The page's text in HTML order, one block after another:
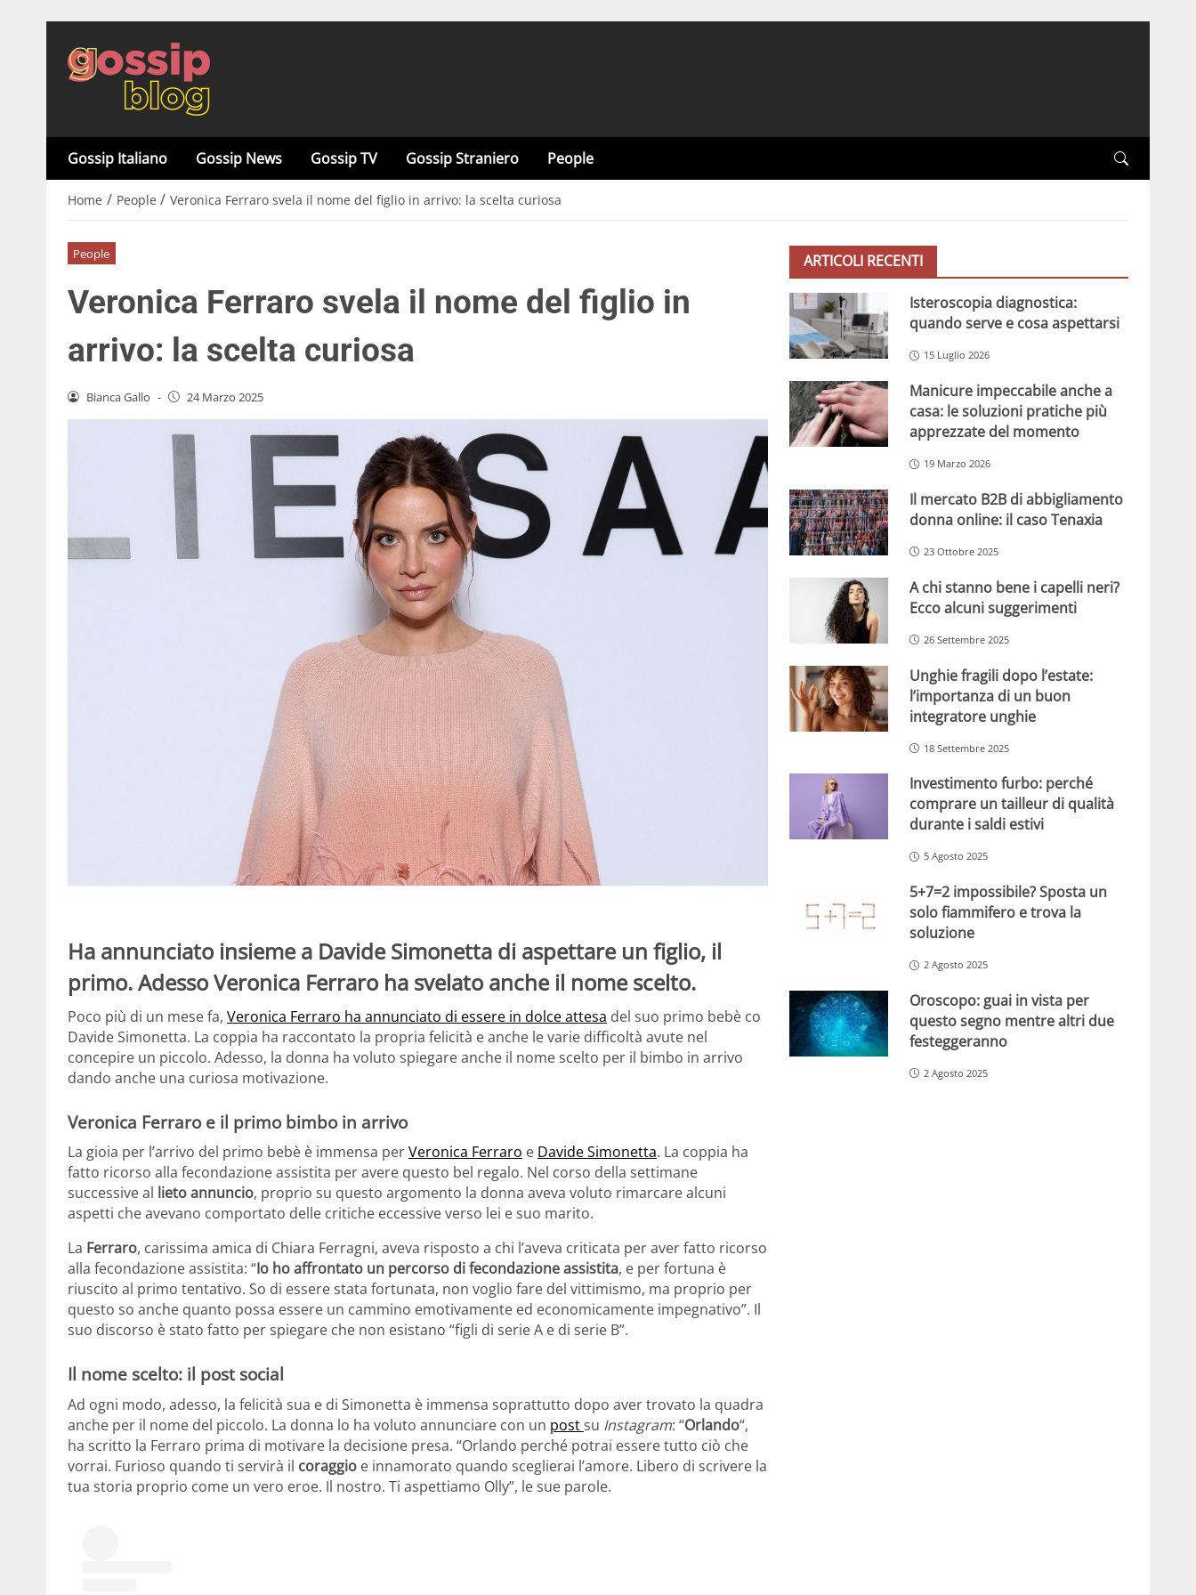
Gossip Italiano Gossip News Gossip TV Gossip Straniero People
Home / People / Veronica Ferraro svela il nome del figlio in arrivo: la scelta curiosa
People
Veronica Ferraro svela il nome del figlio in
arrivo: la scelta curiosa
Bianca Gallo - 24 Marzo 2025
Ha annunciato insieme a Davide Simonetta di aspettare un figlio, il
primo. Adesso Veronica Ferraro ha svelato anche il nome scelto.
Poco più di un mese fa, Veronica Ferraro ha annunciato di essere in dolce attesa del suo primo bebè co
Davide Simonetta. La coppia ha raccontato la propria felicità e anche le varie difficoltà avute nel
concepire un piccolo. Adesso, la donna ha voluto spiegare anche il nome scelto per il bimbo in arrivo
dando anche una curiosa motivazione.
Veronica Ferraro e il primo bimbo in arrivo
La gioia per l’arrivo del primo bebè è immensa perVeronica Ferraro e Davide Simonetta. La coppia ha
fatto ricorso alla fecondazione assistita per avere questo bel regalo. Nel corso della settimane
successive al lieto annuncio, proprio su questo argomento la donna aveva voluto rimarcare alcuni
aspetti che avevano comportato delle critiche eccessive verso lei e suo marito.
La Ferraro, carissima amica di Chiara Ferragni, aveva risposto a chi l’aveva criticata per aver fatto ricorso
alla fecondazione assistita: “Io ho affrontato un percorso di fecondazione assistita, e per fortuna è
riuscito al primo tentativo. So di essere stata fortunata, non voglio fare del vittimismo, ma proprio per
questo so anche quanto possa essere un cammino emotivamente ed economicamente impegnativo”. Il
suo discorso è stato fatto per spiegare che non esistano “figli di serie A e di serie B”.
Il nome scelto: il post social
Ad ogni modo, adesso, la felicità sua e di Simonetta è immensa soprattutto dopo aver trovato la quadra
anche per il nome del piccolo. La donna lo ha voluto annunciare con un postsu Instagram: “Orlando“,
ha scritto la Ferraro prima di motivare la decisione presa. “Orlando perché potrai essere tutto ciò che
vorrai. Furioso quando ti servirà il coraggio e innamorato quando sceglierai l’amore. Libero di scrivere la
tua storia proprio come un vero eroe. Il nostro. Ti aspettiamo Olly”, le sue parole.
ARTICOLI RECENTI
Isteroscopia diagnostica:
quando serve e cosa aspettarsi
15 Luglio 2026
Manicure impeccabile anche a
casa: le soluzioni pratiche più
apprezzate del momento
19 Marzo 2026
Il mercato B2B di abbigliamento
donna online: il caso Tenaxia
23 Ottobre 2025
A chi stanno bene i capelli neri?
Ecco alcuni suggerimenti
26 Settembre 2025
Unghie fragili dopo l’estate:
l’importanza di un buon
integratore unghie
18 Settembre 2025
Investimento furbo: perché
comprare un tailleur di qualità
durante i saldi estivi
5 Agosto 2025
5+7=2 impossibile? Sposta un
solo fiammifero e trova la
soluzione
2 Agosto 2025
Oroscopo: guai in vista per
questo segno mentre altri due
festeggeranno
2 Agosto 2025